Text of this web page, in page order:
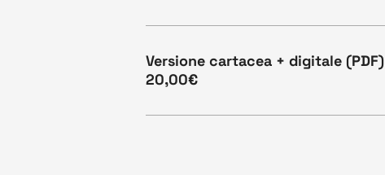
Versione cartacea + digitale (PDF)
20,00€